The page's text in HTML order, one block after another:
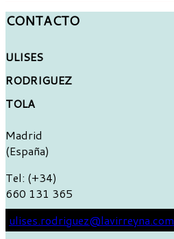
CONTACTO
ULISES
RODRIGUEZ
TOLA
Madrid
(España)
Tel: (+34)
660 131 365
ulises.rodriguez@lavirreyna.com